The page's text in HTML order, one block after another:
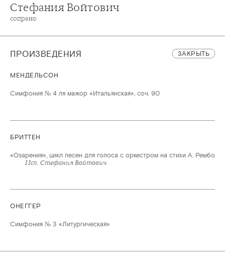
Стефания Войтович
сопрано
ПРОИЗВЕДЕНИЯ ЗАКРЫТЬ
МЕНДЕЛЬСОН
Симфония № 4 ля мажор «Итальянская», соч. 90
БРИТТЕН
«Озарения», цикл песен для голоса с оркестром на стихи А. Рембо
Исп. Стефания Войтович
ОНЕГГЕР
Симфония № 3 «Литургическая»